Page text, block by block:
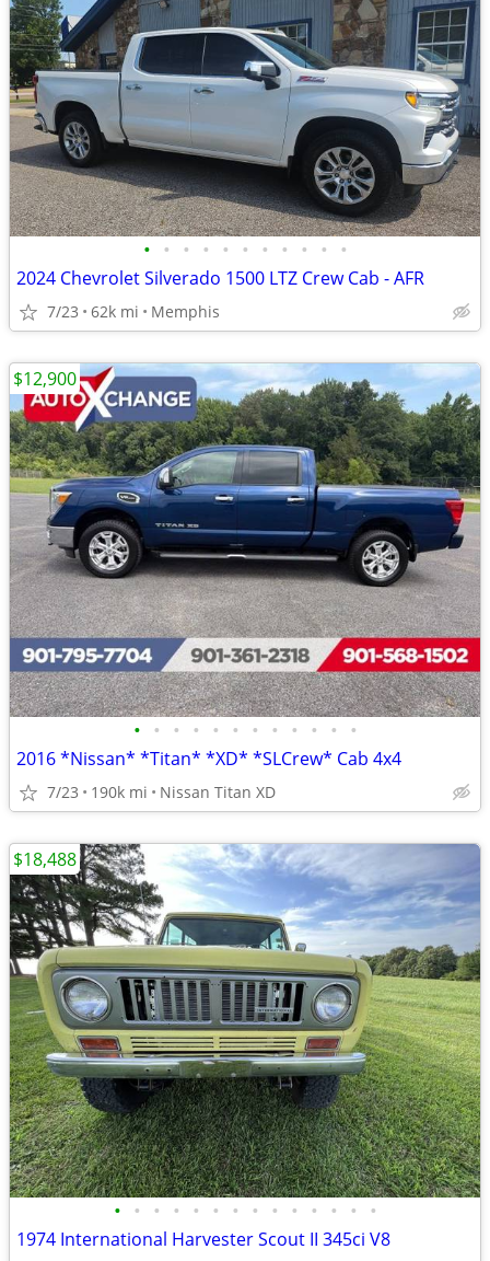
• • • • • • • • • • •
2024 Chevrolet Silverado 1500 LTZ Crew Cab - AFR
7/23 62k mi Memphis
• • • • • • • • • • • •
2016 *Nissan* *Titan* *XD* *SLCrew* Cab 4x4
7/23 190k mi Nissan Titan XD
$12,900
• • • • • • • • • • • • • •
1974 International Harvester Scout II 345ci V8
$18,488